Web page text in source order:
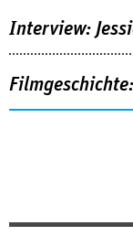
Interview: